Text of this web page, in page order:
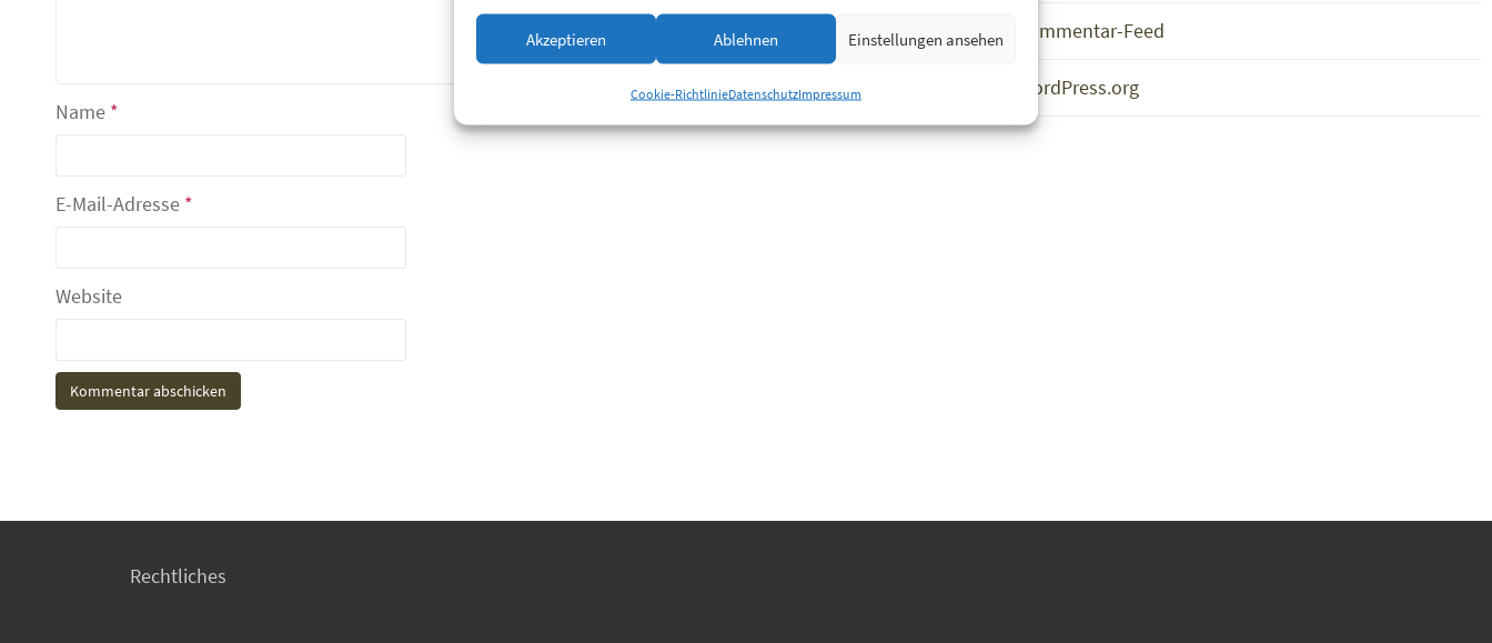
Akzeptieren Ablehnen Einstellungen ansehen
Cookie-RichtlinieDatenschutzImpressum
Name *
E-Mail-Adresse *
Website
Kommentar-Feed
WordPress.org
Rechtliches